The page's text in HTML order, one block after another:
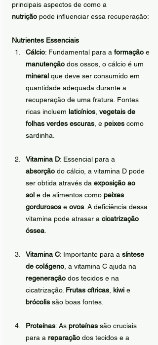
principais aspectos de como a
nutrição pode influenciar essa recuperação:
Nutrientes Essenciais
Cálcio: Fundamental para a formação e
manutenção dos ossos, o cálcio é um
mineral que deve ser consumido em
quantidade adequada durante a
recuperação de uma fratura. Fontes
ricas incluem laticínios, vegetais de
folhas verdes escuras, e peixes como
sardinha.
Vitamina D: Essencial para a
absorção do cálcio, a vitamina D pode
ser obtida através da exposição ao
sol e de alimentos como peixes
gordurosos e ovos. A deficiência dessa
vitamina pode atrasar a cicatrização
óssea.
Vitamina C: Importante para a síntese
de colágeno, a vitamina C ajuda na
regeneração dos tecidos e na
cicatrização. Frutas cítricas, kiwi e
brócolis são boas fontes.
Proteínas: As proteínas são cruciais
para a reparação dos tecidos e a